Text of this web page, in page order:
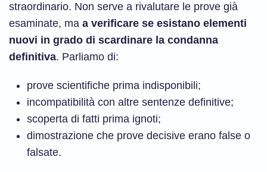
straordinario. Non serve a rivalutare le prove già
esaminate, ma a verificare se esistano elementi
nuovi in grado di scardinare la condanna
definitiva. Parliamo di:
prove scientifiche prima indisponibili;
incompatibilità con altre sentenze definitive;
scoperta di fatti prima ignoti;
dimostrazione che prove decisive erano false o
falsate.